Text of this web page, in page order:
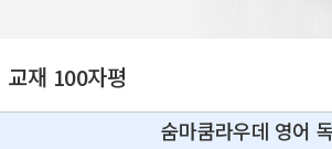
교재 100자평
숨마쿰라우데 영어